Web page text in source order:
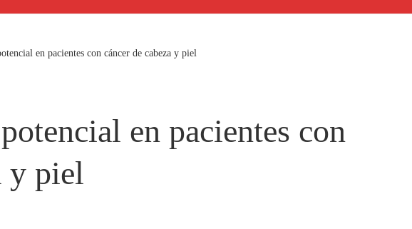
en pacientes con cáncer de cabeza y piel
en pacientes con
y piel